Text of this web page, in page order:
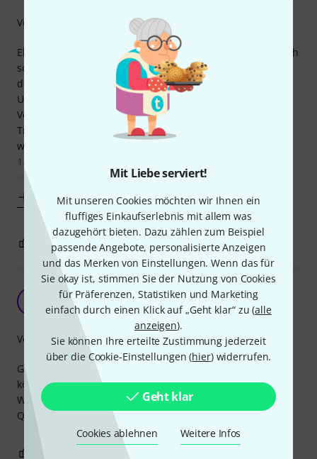
Mit Liebe serviert!
Mit unseren Cookies möchten wir Ihnen ein
fluffiges Einkaufserlebnis mit allem was
dazugehört bieten. Dazu zählen zum Beispiel
passende Angebote, personalisierte Anzeigen
und das Merken von Einstellungen. Wenn das für
Sie okay ist, stimmen Sie der Nutzung von Cookies
für Präferenzen, Statistiken und Marketing
einfach durch einen Klick auf „Geht klar“ zu (alle
anzeigen).
Sie können Ihre erteilte Zustimmung jederzeit
über die Cookie-Einstellungen (hier) widerrufen.
Geht klar
Cookies ablehnen Weitere Infos
Ehrlich gesagt wundert es mich, dass am Markt immer noch
so viele 45° Steckerleisten zu finden sind - die machen in
der Praxis in den wenigsten Situationen Sinn.
Umso besser, dass hier endlich eine 90° Variante zur
Verfügung steht.
Trotzdem würde ich mir noch zwei Verbesserungen
wünschen:
1. Die Anschlüsse/Dosen sind doch sehr eng beieinander -
etwas mehr
Mehr anzeigen
Verarbeitung
1 BEWERTUNG MELDEN
Praktische Steckdosenleiste 19“
FRMusik.bandcamp.com 13.03.2022
Gute Entscheidung. Durch querstehende Dosen
können viele Steckernetzteile quer eingesteckt werden.
War eine gute Entscheiung.
Qualität und Preis stimmen
Verarbeitung
BEWERTUNG MELDEN